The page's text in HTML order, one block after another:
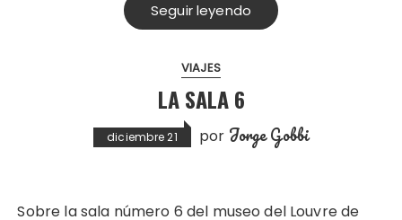
Seguir leyendo
VIAJES
LA SALA 6
diciembre 21 por Jorge Gobbi
Sobre la sala número 6 del museo del Louvre de